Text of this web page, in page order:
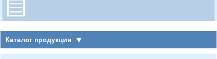
Каталог продукции